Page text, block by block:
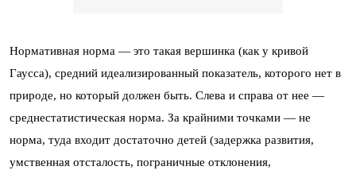
Нормативная норма — это такая вершинка (как у кривой
Гаусса), средний идеализированный показатель, которого нет в
природе, но который должен быть. Слева и справа от нее —
среднестатистическая норма. За крайними точками — не
норма, туда входит достаточно детей (задержка развития,
умственная отсталость, пограничные отклонения,